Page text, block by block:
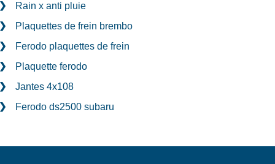
Rain x anti pluie
Plaquettes de frein brembo
Ferodo plaquettes de frein
Plaquette ferodo
Jantes 4x108
Ferodo ds2500 subaru